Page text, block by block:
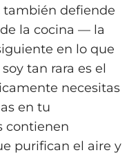
defiende
la cocina — la
en lo que
tan rara es el
necesitas
en tu
contienen
purifican el aire y